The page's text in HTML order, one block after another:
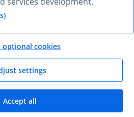
Escriba su pregunta en
herramienta Research AI
Research AI
settings
optional cookies
Accept all